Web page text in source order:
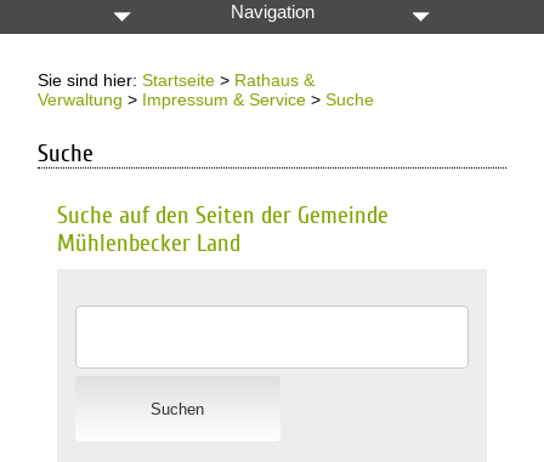
Navigation
Sie sind hier:Startseite > Rathaus &
Verwaltung > Impressum & Service >Suche
Suche
Suche auf den Seiten der Gemeinde
Mühlenbecker Land